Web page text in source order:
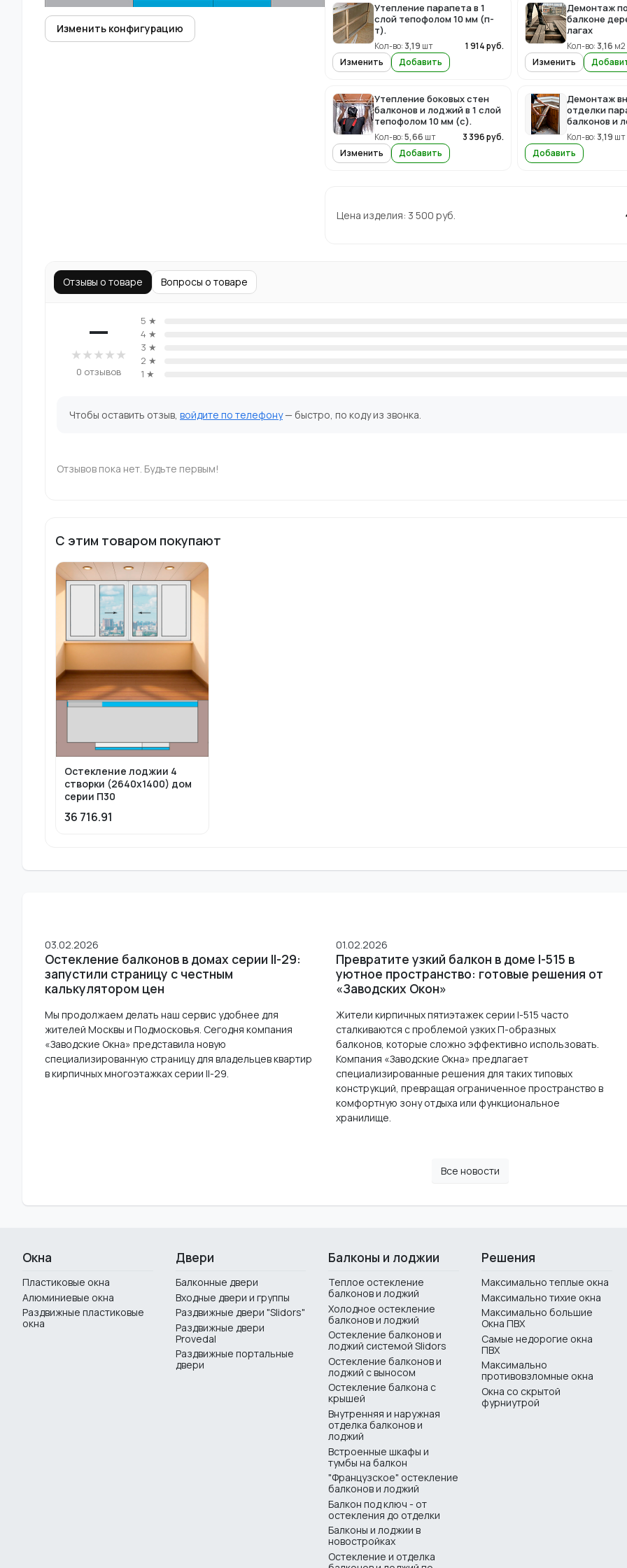
Изменить конфигурацию
Утепление парапета в 1
слой тепофолом 10 мм (п-
т).
Кол-во: 3,19 шт 1 914руб.
Изменить
Добавить
Демонтаж
балконе
лагах
Кол-во: 3,16 м2
Изменить
Утепление боковых стен
балконов и лоджий в 1 слой
тепофолом 10 мм (с).
Кол-во:5,66 шт 3 396руб.
Изменить
Добавить
Демонтаж
отделки
балконов и
Кол-во: 3,19 шт
Добавить
Цена изделия: 3 500 руб.
Отзывы о товаре Вопросы о товаре
—
★★★★★
0 отзывов
5 ★
4 ★
3 ★
2 ★
1 ★
Чтобы оставить отзыв, войдите по телефону— быстро, по коду из звонка.
Отзывов пока нет. Будьте первым!
С этим товаром покупают
Остекление лоджии 4
створки (2640х1400) дом
серии П30
36 716.91
03.02.2026
Остекление балконов в домах серии II-29:
запустили страницу с честным
калькулятором цен
Мы продолжаем делать наш сервис удобнее для
жителей Москвы и Подмосковья. Сегодня компания
«Заводские Окна» представила новую
специализированную страницу для владельцев квартир
в кирпичных многоэтажках серии II-29.
01.02.2026
Превратите узкий балкон в доме I-515 в
уютное пространство: готовые решения от
«Заводских Окон»
Жители кирпичных пятиэтажек серии I-515 часто
сталкиваются с проблемой узких П-образных
балконов, которые сложно эффективно использовать.
Компания «Заводские Окна» предлагает
специализированные решения для таких типовых
конструкций, превращая ограниченное пространство в
комфортную зону отдыха или функциональное
хранилище.
Все новости
Окна
Пластиковые окна
Алюминиевые окна
Раздвижные пластиковые
окна
Двери
Балконные двери
Входные двери и группы
Раздвижные двери "Slidors"
Раздвижные двери
Provedal
Раздвижные портальные
двери
Балконы и лоджии
Теплое остекление
балконов и лоджий
Холодное остекление
балконов и лоджий
Остекление балконов и
лоджий системой Slidors
Остекление балконов и
лоджий с выносом
Остекление балкона с
крышей
Внутренняя и наружная
отделка балконов и
лоджий
Встроенные шкафы и
тумбы на балкон
"Французское" остекление
балконов и лоджий
Балкон под ключ - от
остекления до отделки
Балконы и лоджии в
новостройках
Остекление и отделка
Решения
Максимально теплые окна
Максимально тихие окна
Максимально большие
Окна ПВХ
Самые недорогие окна
ПВХ
Максимально
противовзломные окна
Окна со скрытой
фурниутрой